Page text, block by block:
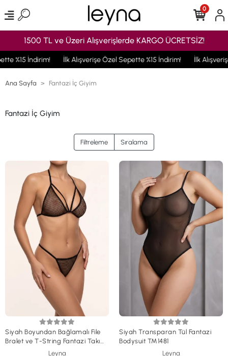
1500 TL ve Üzeri Alışverişlerde KARGO ÜCRETSİZ!
İlk Alışverişe Özel Sepette %15 İndirim! İlk Alışverişe Özel
0
Ana Sayfa Fantazi İç Giyim
Fantazi İç Giyim
Filtreleme Sıralama
Siyah Boyundan Bağlamalı File
Bralet ve T-String Fantazi Takım
Leyna
Siyah Transparan Tül Fantazi
Bodysuit TM1481
Leyna